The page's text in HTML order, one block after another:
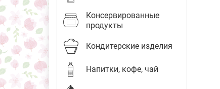
Консервированные
продукты
Кондитерские изделия
Напитки, кофе, чай